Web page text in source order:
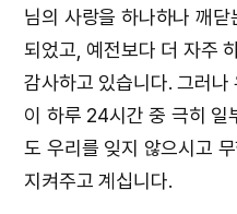
님의 사랑을 하나하나 깨닫
되었고, 예전보다 더 자주
감사하고 있습니다. 그러
이 하루 24시간 중 극히 일
도 우리를 잊지 않으시고
지켜주고 계십니다.